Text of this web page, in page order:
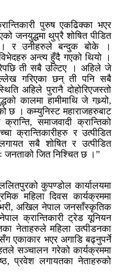
पुरुष एकढिक्का भएर
जनयुद्धमा थुप्रै शोषित पीडित
। र उनीहरुले बन्दुक बोके ।
अन्त्य हुँदै गएको थियो ।
ती सबै उल्टिए । अहिले जे
गरिएका छन् ती पनि सबै
अहिले पुरानै दोहोरिएजस्तो
कालमा हामीमाथि जे गथ्र्यो,
छ । कम्युनिस्ट महाराजहरुबाट
समाजवादी क्रान्तिको
क्रान्तिकारीहरु र उत्पीडित
सबै शोषित र उत्पीडित
जनताको जित निश्चित छ ।”
कुपण्डोल कार्यालयमा
महिला दिवस कार्यक्रममा
अखिल नेपाल जनसाँस्कृतिक
क्रान्तिकारी ट्रेड यूनियन
नेताहरुले महिला उत्पीडनका
एकाकार भएर अगाडि बढ्नुपर्ने
सञ्चालन गरेको कार्यक्रममा
प्रवेश लगायतका नेताहरुको